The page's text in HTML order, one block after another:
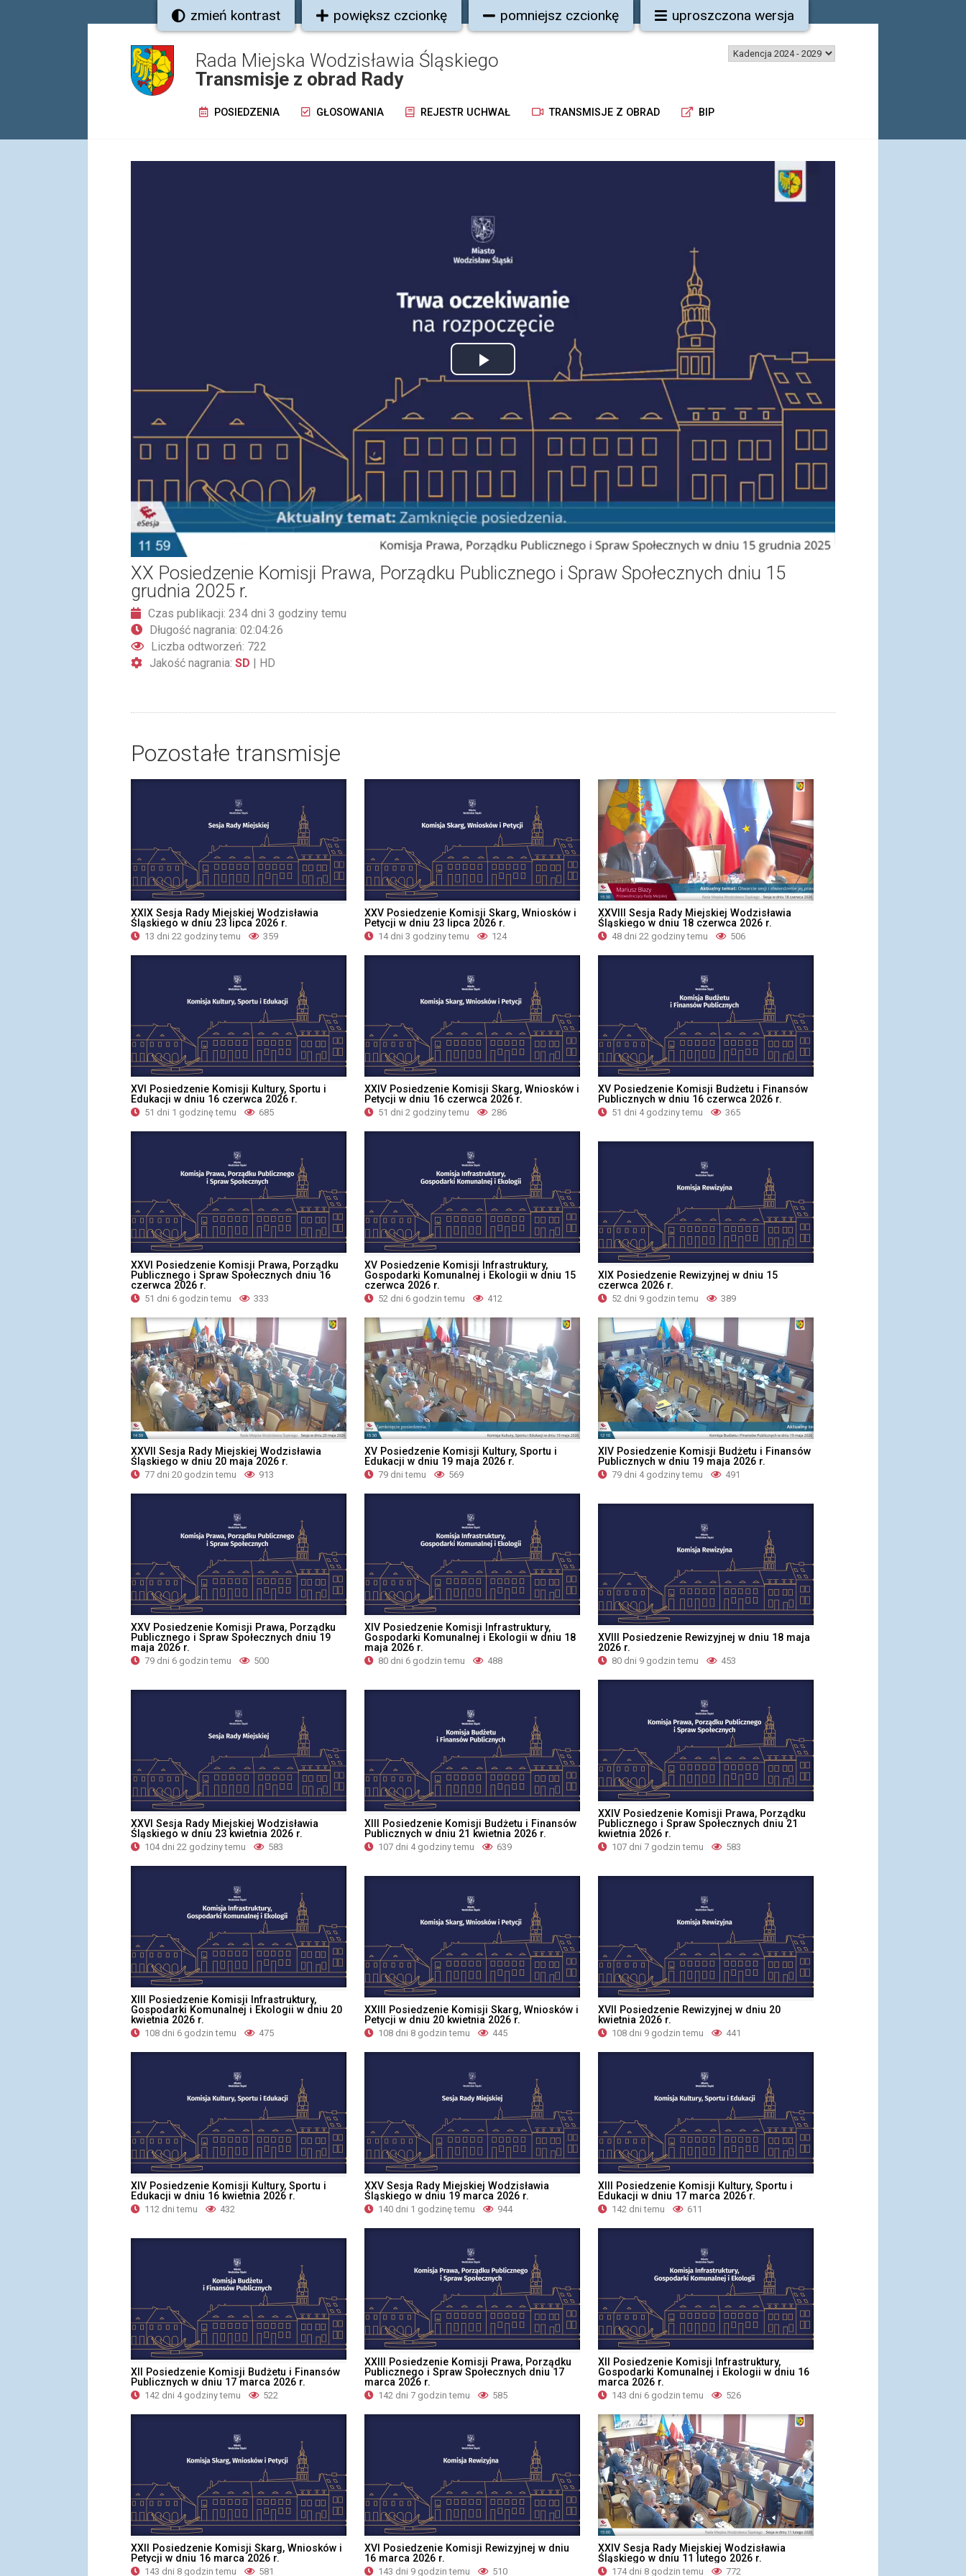
zmień kontrast powiększ czcionkę pomniejsz czcionkę uproszczona wersja
Rada Miejska Wodzisławia Śląskiego
Transmisje z obrad Rady
POSIEDZENIA GŁOSOWANIA REJESTR UCHWAŁ TRANSMISJE Z OBRAD BIP
Play
Video
XX Posiedzenie Komisji Prawa, Porządku Publicznego i Spraw Społecznych dniu 15
grudnia 2025 r.
Czas publikacji: 234 dni 3 godziny temu
Długość nagrania: 02:04:26
Liczba odtworzeń: 722
Jakość nagrania: SD HD
Pozostałe transmisje
XXIX Sesja Rady Miejskiej Wodzisławia
Śląskiego w dniu 23 lipca 2026 r.
13 dni 22 godziny temu 359
XXV Posiedzenie Komisji Skarg, Wniosków i
Petycji w dniu 23 lipca 2026 r.
14 dni 3 godziny temu 124
XXVIII Sesja Rady Miejskiej Wodzisławia
Śląskiego w dniu 18 czerwca 2026 r.
48 dni 22 godziny temu 506
XVI Posiedzenie Komisji Kultury, Sportu i
Edukacji w dniu 16 czerwca 2026 r.
51 dni 1 godzinę temu 685
XXIV Posiedzenie Komisji Skarg, Wniosków i
Petycji w dniu 16 czerwca 2026 r.
51 dni 2 godziny temu 286
XV Posiedzenie Komisji Budżetu i Finansów
Publicznych w dniu 16 czerwca 2026 r.
51 dni 4 godziny temu 365
XXVI Posiedzenie Komisji Prawa, Porządku
Publicznego i Spraw Społecznych dniu 16
czerwca 2026 r.
51 dni 6 godzin temu 333
XV Posiedzenie Komisji Infrastruktury,
Gospodarki Komunalnej i Ekologii w dniu 15
czerwca 2026 r.
52 dni 6 godzin temu 412
XIX Posiedzenie Rewizyjnej w dniu 15
czerwca 2026 r.
52 dni 9 godzin temu 389
XXVII Sesja Rady Miejskiej Wodzisławia
Śląskiego w dniu 20 maja 2026 r.
77 dni 20 godzin temu 913
XV Posiedzenie Komisji Kultury, Sportu i
Edukacji w dniu 19 maja 2026 r.
79 dni temu 569
XIV Posiedzenie Komisji Budżetu i Finansów
Publicznych w dniu 19 maja 2026 r.
79 dni 4 godziny temu 491
XXV Posiedzenie Komisji Prawa, Porządku
Publicznego i Spraw Społecznych dniu 19
maja 2026 r.
79 dni 6 godzin temu 500
XIV Posiedzenie Komisji Infrastruktury,
Gospodarki Komunalnej i Ekologii w dniu 18
maja 2026 r.
80 dni 6 godzin temu 488
XVIII Posiedzenie Rewizyjnej w dniu 18 maja
2026 r.
80 dni 9 godzin temu 453
XXVI Sesja Rady Miejskiej Wodzisławia
Śląskiego w dniu 23 kwietnia 2026 r.
104 dni 22 godziny temu 583
XIII Posiedzenie Komisji Budżetu i Finansów
Publicznych w dniu 21 kwietnia 2026 r.
107 dni 4 godziny temu 639
XXIV Posiedzenie Komisji Prawa, Porządku
Publicznego i Spraw Społecznych dniu 21
kwietnia 2026 r.
107 dni 7 godzin temu 583
XIII Posiedzenie Komisji Infrastruktury,
Gospodarki Komunalnej i Ekologii w dniu 20
kwietnia 2026 r.
108 dni 6 godzin temu 475
XXIII Posiedzenie Komisji Skarg, Wniosków i
Petycji w dniu 20 kwietnia 2026 r.
108 dni 8 godzin temu 445
XVII Posiedzenie Rewizyjnej w dniu 20
kwietnia 2026 r.
108 dni 9 godzin temu 441
XIV Posiedzenie Komisji Kultury, Sportu i
Edukacji w dniu 16 kwietnia 2026 r.
112 dni temu 432
XXV Sesja Rady Miejskiej Wodzisławia
Śląskiego w dniu 19 marca 2026 r.
140 dni 1 godzinę temu 944
XIII Posiedzenie Komisji Kultury, Sportu i
Edukacji w dniu 17 marca 2026 r.
142 dni temu 611
XII Posiedzenie Komisji Budżetu i Finansów
Publicznych w dniu 17 marca 2026 r.
142 dni 4 godziny temu 522
XXIII Posiedzenie Komisji Prawa, Porządku
Publicznego i Spraw Społecznych dniu 17
marca 2026 r.
142 dni 7 godzin temu 585
XII Posiedzenie Komisji Infrastruktury,
Gospodarki Komunalnej i Ekologii w dniu 16
marca 2026 r.
143 dni 6 godzin temu 526
XXII Posiedzenie Komisji Skarg, Wniosków i
Petycji w dniu 16 marca 2026 r.
143 dni 8 godzin temu 581
XVI Posiedzenie Komisji Rewizyjnej w dniu
16 marca 2026 r.
143 dni 9 godzin temu 510
XXIV Sesja Rady Miejskiej Wodzisławia
Śląskiego w dniu 11 lutego 2026 r.
174 dni 8 godzin temu 772